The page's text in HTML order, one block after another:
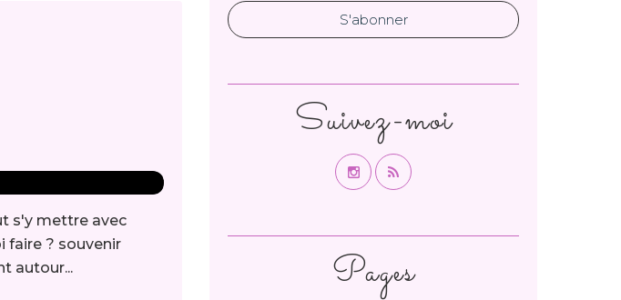
s'y mettre avec
faire ? souvenir
autour...
Pages
Suivez-moi